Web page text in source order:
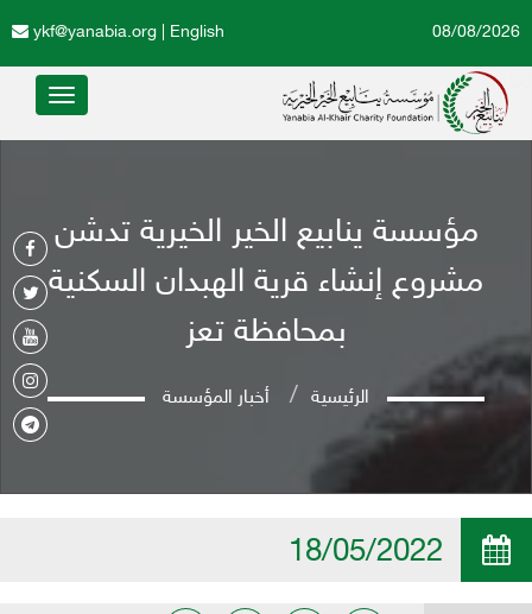
English
ykf@yanabia.org 08/08/2026
Toggle
مؤسسة ينابيع الخير الخيرية تدشن
مشروع إنشاء قرية الهبدان السكنية
بمحافظة تعز
الرئيسية أخبار المؤسسة